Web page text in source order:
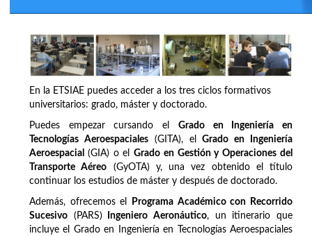
En la ETSIAE puedes acceder a los tres ciclos formativos
universitarios: grado, máster y doctorado.
Puedes empezar cursando el Grado en Ingeniería en
Tecnologías Aeroespaciales(GITA), elGrado en Ingeniería
Aeroespacial (GIA) o elGrado en Gestión y Operaciones del
Transporte Aéreo (GyOTA) y, una vez obtenido el título
continuar los estudios de máster y después de doctorado.
Además, ofrecemos el
Programa Académico con Recorrido
Sucesivo (PARS) Ingeniero Aeronáutico, un itinerario que
incluye el Grado en Ingeniería en Tecnologías Aeroespaciales